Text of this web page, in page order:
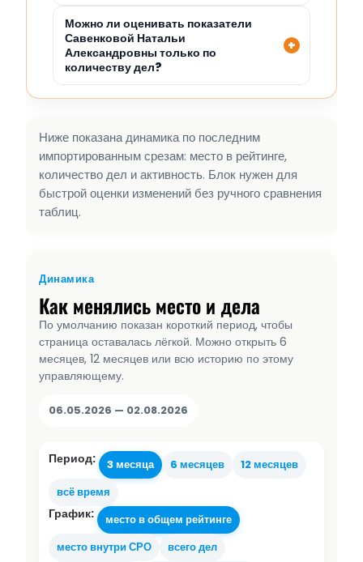
Можно ли оценивать показатели
Савенковой Натальи
Александровны только по
количеству дел?
Ниже показана динамика по последним
импортированным срезам: место в рейтинге,
количество дел и активность. Блок нужен для
быстрой оценки изменений без ручного сравнения
таблиц.
Динамика
Как менялись место и дела
По умолчанию показан короткий период, чтобы
страница оставалась лёгкой. Можно открыть 6
месяцев, 12 месяцев или всю историю по этому
управляющему.
06.05.2026 — 02.08.2026
Период: 3 месяца 6 месяцев
12 месяцев
всё время
График:
место в общем рейтинге
место внутри СРО
всего дел